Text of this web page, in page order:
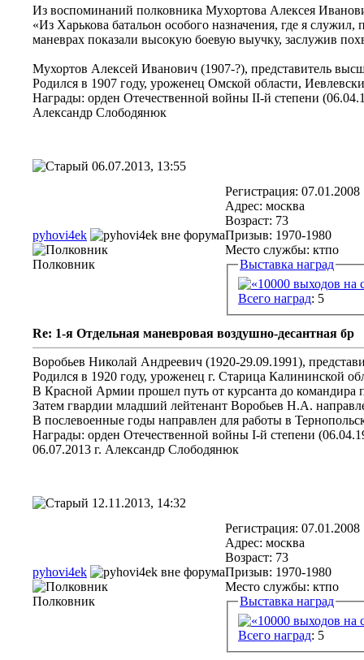
Из воспоминаний полковника Мухортова Алексея
«Из Харькова батальон особого назначения, где я
маневрах показали высокую боевую выучку, заслужив
Мухортов Алексей Иванович (1907-?), представитель
Родился в 1907 году, уроженец Омской области,
Награды: орден Отечественной войны II-й степени
Александр Слободянюк
06.07.2013, 13:55
pyhovi4ek
Полковник
Регистрация: 07.01.2008
Адрес: москва
Возраст: 73
Призыв: 1970-1980
Место службы: ктпо
Выставка наград
Всего наград: 5
Re: 1-я Отдельная маневровая воздушно-десантная бр
Воробьев Николай Андреевич (1920-29.09.1991),
Родился в 1920 году, уроженец г. Старица Калининской
В Красной Армии прошел путь от курсанта до командира
Затем гвардии младший лейтенант Воробьев Н.А.
В послевоенные годы направлен для работы в
Награды: орден Отечественной войны I-й степени
06.07.2013 г. Александр Слободянюк
12.11.2013, 14:32
pyhovi4ek
Полковник
Регистрация: 07.01.2008
Адрес: москва
Возраст: 73
Призыв: 1970-1980
Место службы: ктпо
Выставка наград
Всего наград: 5